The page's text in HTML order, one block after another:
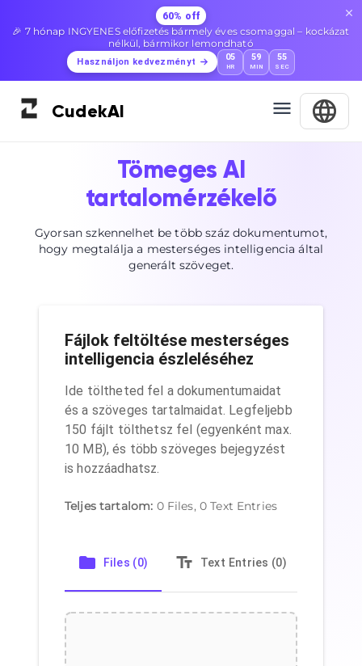
60% off
🎉 7 hónap INGYENES előfizetés bármely éves csomaggal – kockázat
nélkül, bármikor lemondható
Használjon kedvezményt 05
HR
59
MIN
54
SEC
CudekAI
Tömeges AI
tartalomérzékelő
Gyorsan szkennelhet be több száz dokumentumot,
hogy megtalálja a mesterséges intelligencia által
generált szöveget.
Fájlok feltöltése mesterséges
intelligencia észleléséhez
Ide töltheted fel a dokumentumaidat
és a szöveges tartalmaidat. Legfeljebb
150 fájlt tölthetsz fel (egyenként max.
10 MB), és több szöveges bejegyzést
is hozzáadhatsz.
Teljes tartalom: 0 Files, 0 Text Entries
Files (0) Text Entries (0)